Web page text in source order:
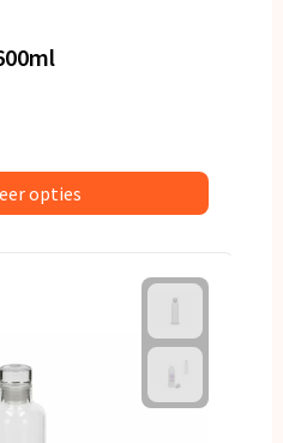
opties